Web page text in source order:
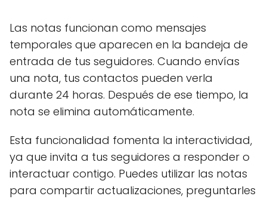
Las notas funcionan como mensajes
temporales que aparecen en la bandeja de
entrada de tus seguidores. Cuando envías
una nota, tus contactos pueden verla
durante 24 horas. Después de ese tiempo, la
nota se elimina automáticamente.
Esta funcionalidad fomenta la interactividad,
ya que invita a tus seguidores a responder o
interactuar contigo. Puedes utilizar las notas
para compartir actualizaciones, preguntarles